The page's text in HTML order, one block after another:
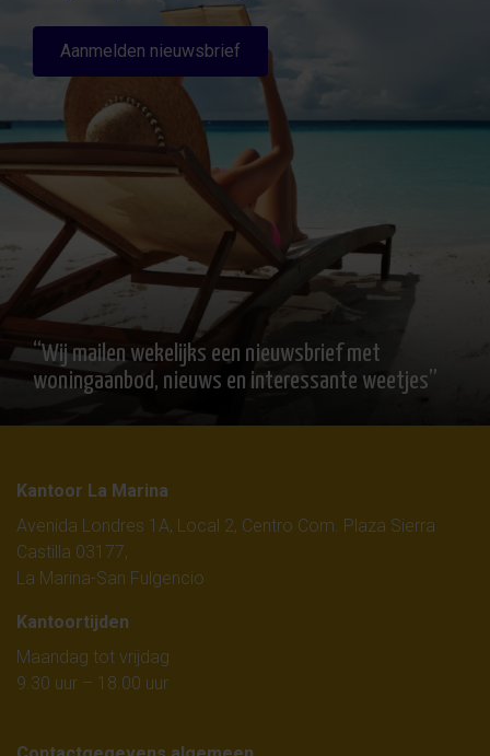
Aanmelden nieuwsbrief
“Wij mailen wekelijks een nieuwsbrief met
woningaanbod, nieuws en interessante weetjes”
Kantoor La Marina
Avenida Londres 1A, Local 2, Centro Com. Plaza Sierra
Castilla 03177,
La Marina-San Fulgencio
Kantoortijden
Maandag tot vrijdag
9.30 uur – 18.00 uur